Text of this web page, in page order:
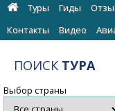
Туры Гиды
Контакты
Видео
ПОИСК ТУРА
Выбор страны